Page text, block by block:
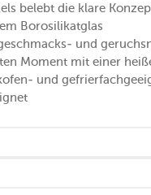
belebt die klare
Borosilikatglas
und
Moment mit einer
und